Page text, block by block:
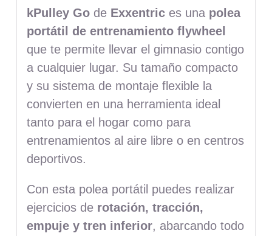
kPulley Gode Exxentrices una polea
portátil de entrenamiento flywheel
que te permite llevar el gimnasio contigo
a cualquier lugar. Su tamaño compacto
y su sistema de montaje flexible la
convierten en una herramienta ideal
tanto para el hogar como para
entrenamientos al aire libre o en centros
deportivos.
Con esta polea portátil puedes realizar
ejercicios de rotación, tracción,
empuje y tren inferior, abarcando todo